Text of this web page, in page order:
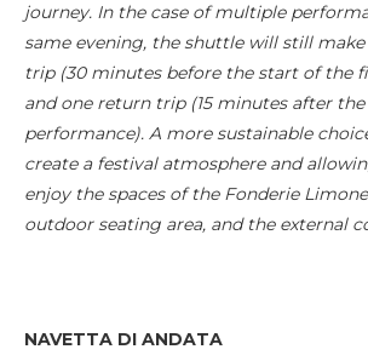
journey. In the case of multiple
same evening, the shuttle will still
trip (30 minutes before the start of the
and one return trip (15 minutes after
performance). A more sustainable
create a festival atmosphere and
enjoy the spaces of the Fonderie
outdoor seating area, and the external
NAVETTA DI ANDATA